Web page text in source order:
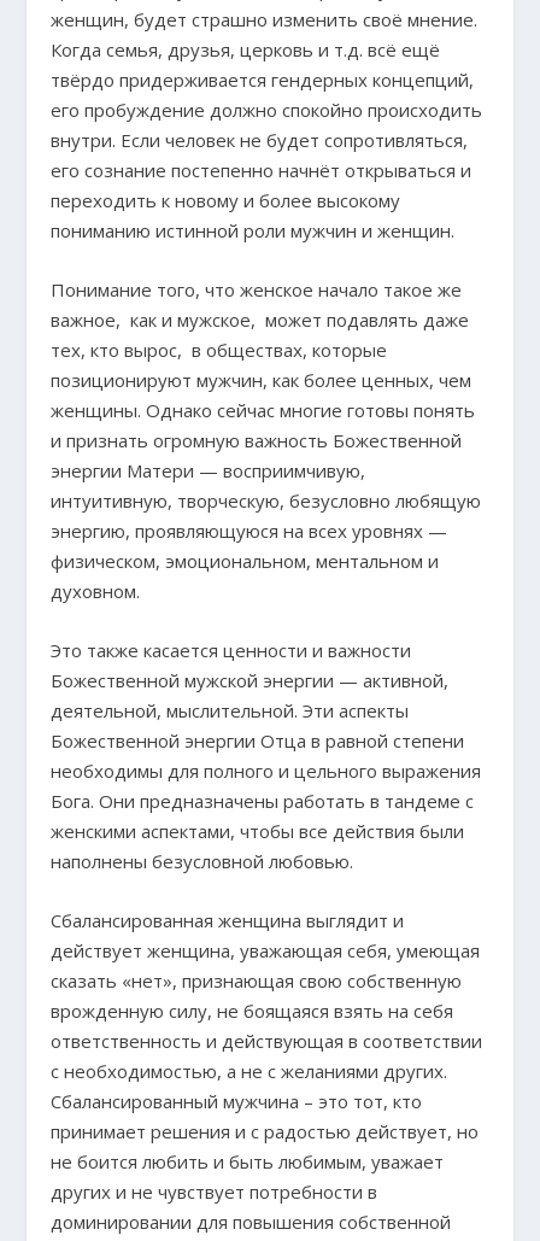
женщин, будет страшно изменить своё мнение.
Когда семья, друзья, церковь и т.д. всё ещё
твёрдо придерживается гендерных концепций,
его пробуждение должно спокойно происходить
внутри. Если человек не будет сопротивляться,
его сознание постепенно начнёт открываться и
переходить к новому и более высокому
пониманию истинной роли мужчин и женщин.
Понимание того, что женское начало такое же
важное, как и мужское, может подавлять даже
тех, кто вырос, в обществах, которые
позиционируют мужчин, как более ценных, чем
женщины. Однако сейчас многие готовы понять
и признать огромную важность Божественной
энергии Матери — восприимчивую,
интуитивную, творческую, безусловно любящую
энергию, проявляющуюся на всех уровнях —
физическом, эмоциональном, ментальном и
духовном.
Это также касается ценности и важности
Божественной мужской энергии — активной,
деятельной, мыслительной. Эти аспекты
Божественной энергии Отца в равной степени
необходимы для полного и цельного выражения
Бога. Они предназначены работать в тандеме с
женскими аспектами, чтобы все действия были
наполнены безусловной любовью.
Сбалансированная женщина выглядит и
действует женщина, уважающая себя, умеющая
сказать «нет», признающая свою собственную
врожденную силу, не боящаяся взять на себя
ответственность и действующая в соответствии
с необходимостью, а не с желаниями других.
Сбалансированный мужчина – это тот, кто
принимает решения и с радостью действует, но
не боится любить и быть любимым, уважает
других и не чувствует потребности в
доминировании для повышения собственной